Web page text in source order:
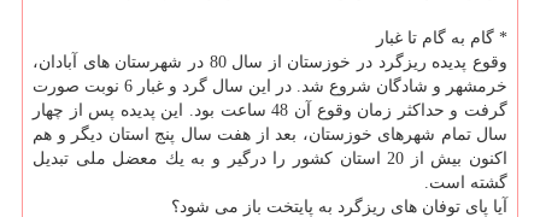
* گام به گام تا غبار
وقوع پدیده ریزگرد در خوزستان از سال 80 در شهرستان های آبادان،
خرمشهر و شادگان شروع شد. در این سال گرد و غبار 6 نوبت صورت
گرفت و حداكثر زمان وقوع آن 48 ساعت بود. این پدیده پس از چهار
سال تمام شهرهای خوزستان، بعد از هفت سال پنج استان دیگر و هم
اكنون بیش از 20 استان كشور را درگیر و به یك معضل ملی تبدیل
گشته است.
آیا پای توفان های ریزگرد به پایتخت باز می شود؟